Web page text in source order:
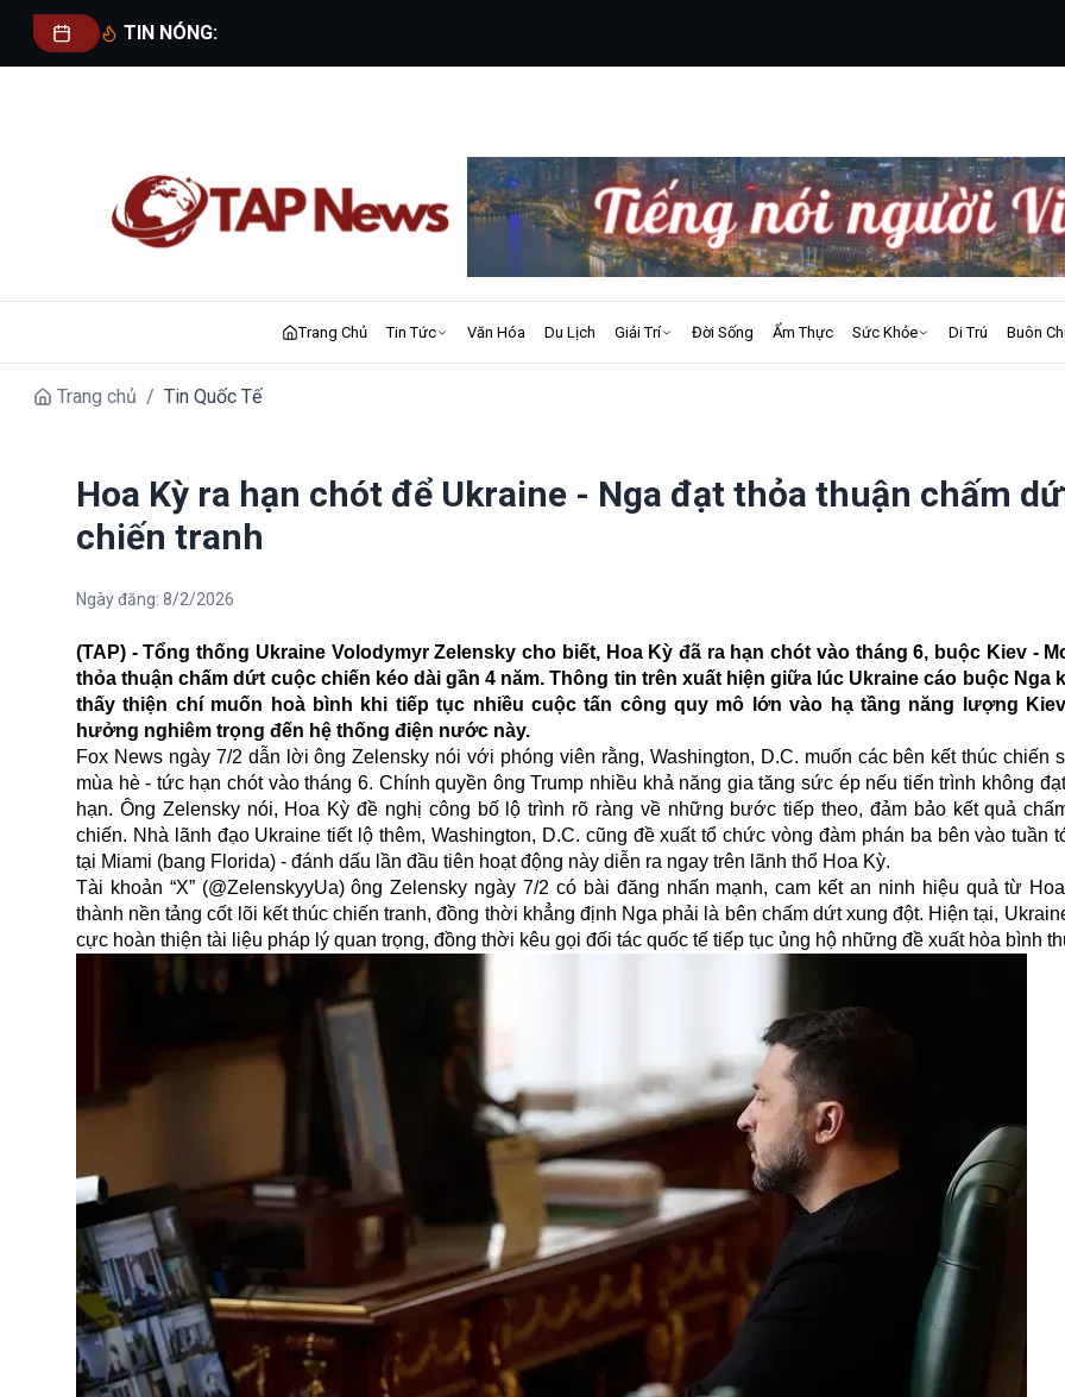
TIN NÓNG:
Trang Chủ Tin Tức Văn Hóa Du Lịch Giải Trí Đời Sống Ẩm Thực Sức Khỏe Di Trú Buôn
Trang chủ / Tin Quốc Tế
Hoa Kỳ ra hạn chót để Ukraine - Nga đạt thỏa thuận chấm
chiến tranh
Ngày đăng: 8/2/2026
(TAP) - Tổng thống Ukraine Volodymyr Zelensky cho biết, Hoa Kỳ đã ra hạn chót vào tháng 6, buộc Kiev -
thỏa thuận chấm dứt cuộc chiến kéo dài gần 4 năm. Thông tin trên xuất hiện giữa lúc Ukraine cáo buộc Nga
thấy thiện chí muốn hoà bình khi tiếp tục nhiều cuộc tấn công quy mô lớn vào hạ tầng năng lượng
hưởng nghiêm trọng đến hệ thống điện nước này.
Fox News ngày 7/2 dẫn lời ông Zelensky nói với phóng viên rằng, Washington, D.C. muốn các bên kết thúc chiến
mùa hè - tức hạn chót vào tháng 6. Chính quyền ông Trump nhiều khả năng gia tăng sức ép nếu tiến trình không
hạn. Ông Zelensky nói, Hoa Kỳ đề nghị công bố lộ trình rõ ràng về những bước tiếp theo, đảm bảo kết quả
chiến. Nhà lãnh đạo Ukraine tiết lộ thêm, Washington, D.C. cũng đề xuất tổ chức vòng đàm phán ba bên vào tuần
tại Miami (bang Florida) - đánh dấu lần đầu tiên hoạt động này diễn ra ngay trên lãnh thổ Hoa Kỳ.
Tài khoản “X” (@ZelenskyyUa) ông Zelensky ngày 7/2 có bài đăng nhấn mạnh, cam kết an ninh hiệu quả từ
thành nền tảng cốt lõi kết thúc chiến tranh, đồng thời khẳng định Nga phải là bên chấm dứt xung đột. Hiện tại,
cực hoàn thiện tài liệu pháp lý quan trọng, đồng thời kêu gọi đối tác quốc tế tiếp tục ủng hộ những đề xuất hòa bình